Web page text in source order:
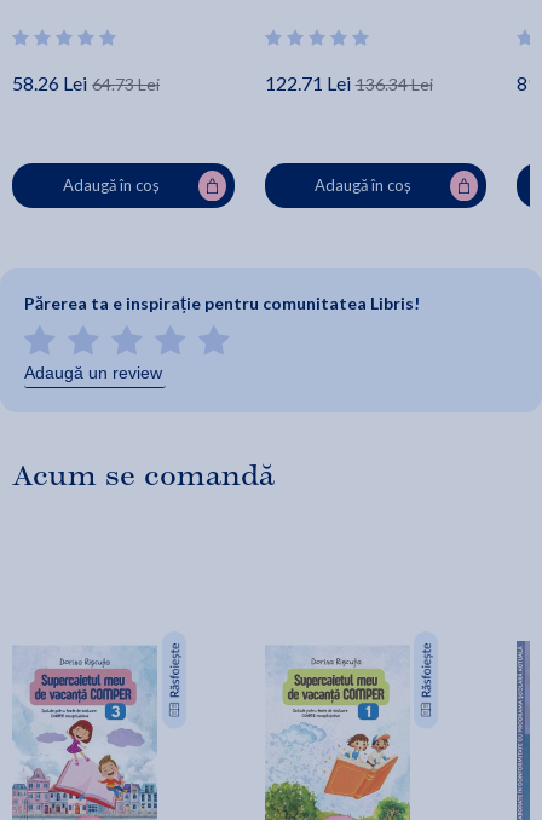
58.26 Lei 64.73 Lei
Adaugă în coș
122.71 Lei 136.34 Lei
Adaugă în coș
Părerea ta e inspirație pentru comunitatea Libris!
Adaugă un review
Acum se comandă